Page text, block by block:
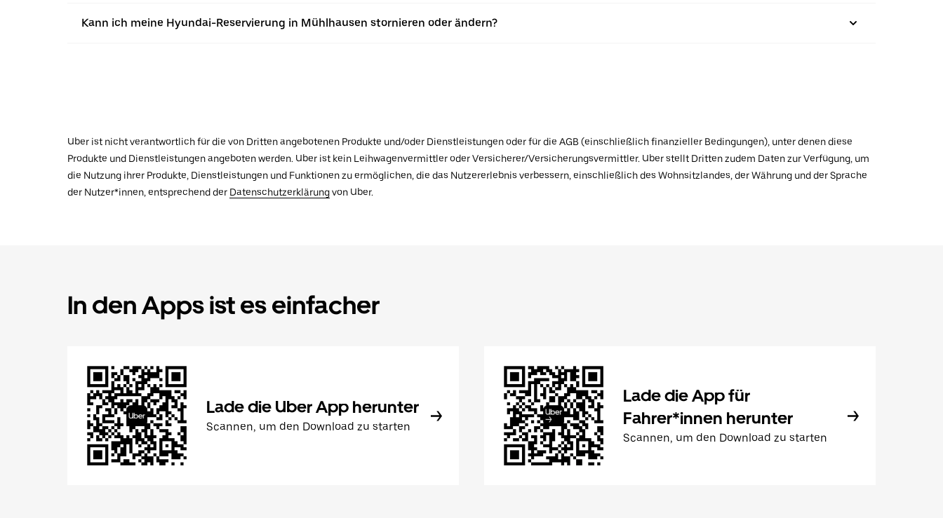
Kann ich meine Hyundai-Reservierung in Mühlhausen stornieren oder ändern?
Uber ist nicht verantwortlich für die von Dritten angebotenen Produkte und/oder Dienstleistungen oder für die AGB (einschließlich finanzieller Bedingungen), unter denen diese
Produkte und Dienstleistungen angeboten werden. Uber ist kein Leihwagenvermittler oder Versicherer/Versicherungsvermittler. Uber stellt Dritten zudem Daten zur Verfügung, um
die Nutzung ihrer Produkte, Dienstleistungen und Funktionen zu ermöglichen, die das Nutzererlebnis verbessern, einschließlich des Wohnsitzlandes, der Währung und der Sprache
der Nutzer*innen, entsprechend der Datenschutzerklärungvon Uber.
In den Apps ist es einfacher
Lade die Uber App herunter
Scannen, um den Download zu starten
Lade die App für
Fahrer*innen herunter
Scannen, um den Download zu starten